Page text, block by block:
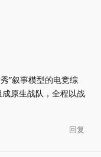
”叙事模型的电竞综
原生战队，全程以战
回复